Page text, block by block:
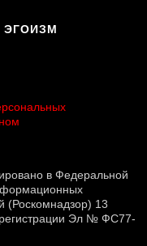
ЭГОИЗМ
в Федеральной
(Роскомнадзор) 13
регистрации Эл № ФС77-